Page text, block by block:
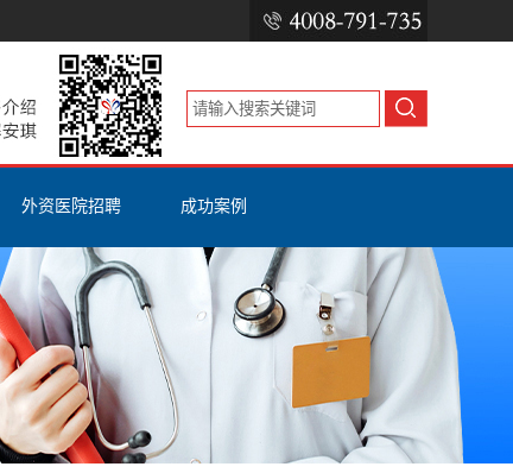
外资医院招聘
外资医院招聘
国外医院招聘
公立医院招聘
成功案例
RN证书
ISPN（CGN）证书
美国护士工签H1B
美国护士移民EB3